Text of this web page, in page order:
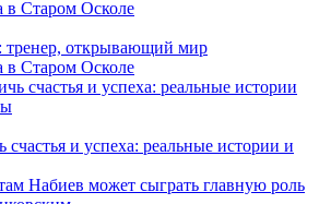
открывающий мир
в Старом Осколе
счастья и успеха: реальные истории и